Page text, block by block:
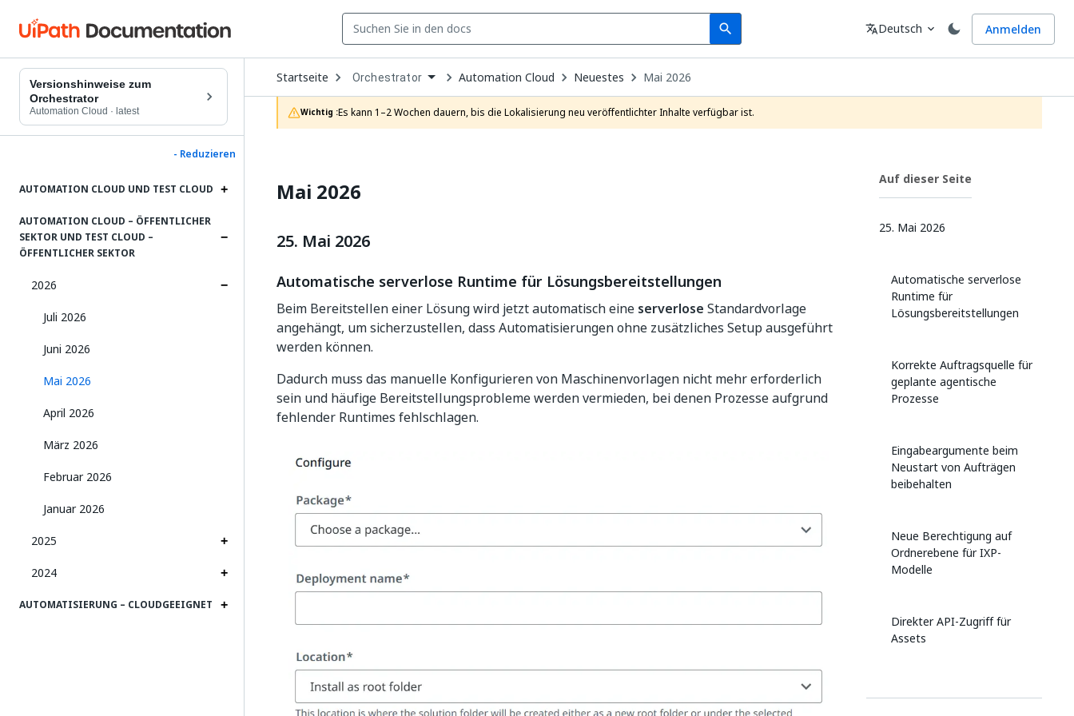
search
Search Sprache
translateDeutsch expand_more Anmelden
Versionshinweise zum
Orchestrator
Automation Cloud · latest
- Reduzieren
AUTOMATION CLOUD UND TEST CLOUD
AUTOMATION CLOUD – ÖFFENTLICHER
SEKTOR UND TEST CLOUD –
ÖFFENTLICHER SEKTOR
2026
Juli 2026
Juni 2026
Mai 2026
April 2026
März 2026
Februar 2026
Januar 2026
2025
2024
AUTOMATISIERUNG – CLOUDGEEIGNET
Startseite Open
Dropdown
to
choose
product
Orchestrator Automation Cloud Neuestes Mai 2026
Wichtig :Es kann 1–2 Wochen dauern, bis die Lokalisierung neu veröffentlichter Inhalte verfügbar ist.
Mai 2026
25. Mai 2026
Automatische serverlose Runtime für Lösungsbereitstellungen
Beim Bereitstellen einer Lösung wird jetzt automatisch eine serverlose Standardvorlage
angehängt, um sicherzustellen, dass Automatisierungen ohne zusätzliches Setup ausgeführt
werden können.
Dadurch muss das manuelle Konfigurieren von Maschinenvorlagen nicht mehr erforderlich
sein und häufige Bereitstellungsprobleme werden vermieden, bei denen Prozesse aufgrund
fehlender Runtimes fehlschlagen.
Auf dieser Seite
25. Mai 2026
Automatische serverlose
Runtime für
Lösungsbereitstellungen
Korrekte Auftragsquelle für
geplante agentische
Prozesse
Eingabeargumente beim
Neustart von Aufträgen
beibehalten
Neue Berechtigung auf
Ordnerebene für IXP-
Modelle
Direkter API-Zugriff für
Assets